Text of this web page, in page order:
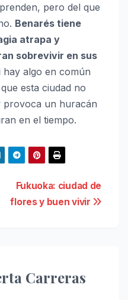
pero del que
Benarés tiene
atrapa y
sobrevivir en sus
hay algo en común
esta ciudad no
provoca un huracán
en el tiempo.
Fukuoka: ciudad de
flores y buen vivir
Carreras